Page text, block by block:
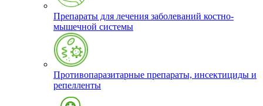
Препараты для лечения заболеваний костно-
мышечной системы
Противопаразитарные препараты, инсектициды и
репелленты